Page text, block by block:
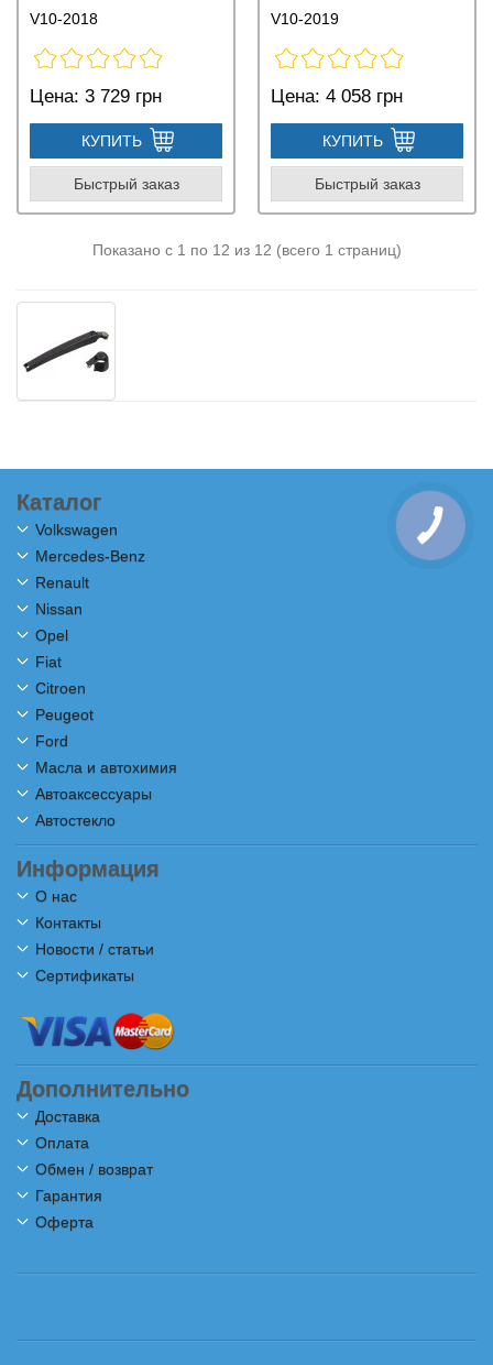
V10-2018
Цена: 3 729 грн
КУПИТЬ
Быстрый заказ
V10-2019
Цена: 4 058 грн
КУПИТЬ
Быстрый заказ
Показано с 1 по 12 из 12 (всего 1 страниц)
Каталог
Volkswagen
Mercedes-Benz
Renault
Nissan
Opel
Fiat
Citroen
Peugeot
Ford
Масла и автохимия
Автоаксессуары
Автостекло
Информация
О нас
Контакты
Новости / статьи
Сертификаты
Дополнительно
Доставка
Оплата
Обмен / возврат
Гарантия
Оферта